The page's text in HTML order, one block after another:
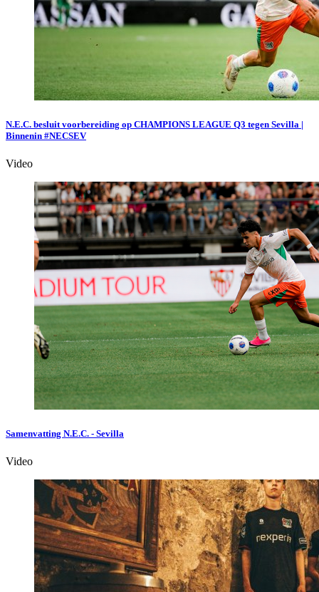
N.E.C. besluit voorbereiding op CHAMPIONS LEAGUE Q3 tegen Sevilla |
Binnenin #NECSEV
Video
Samenvatting N.E.C. - Sevilla
Video